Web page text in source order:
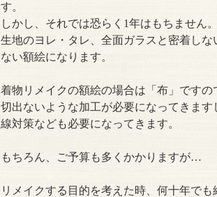
す。
しかし、それでは恐らく1年はもちません。
生地のヨレ・タレ、全面ガラスと密着しな
ない額絵になります。
着物リメイクの額絵の場合は「布」ですの
切出ないような加工が必要になってきます
線対策なども必要になってきます。
もちろん、ご予算も多くかかりますが…
リメイクする目的を考えた時、何十年で